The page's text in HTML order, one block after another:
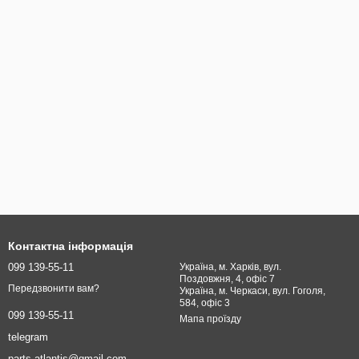
Контактна інформація
099 139-55-11
Передзвонити вам?
099 139-55-11
telegram
Україна, м. Харків, вул.
Поздовжня, 4, офіс 7
Україна, м. Черкаси, вул. Гоголя,
584, офіс 3
Мапа проїзду